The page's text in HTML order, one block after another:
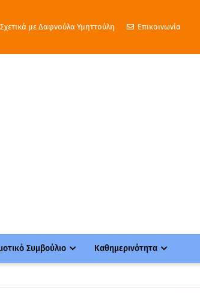
Σχετικά με Δαφνούλα Υμηττούλη Επικοινωνία
Συμβούλιο Καθημερινότητα